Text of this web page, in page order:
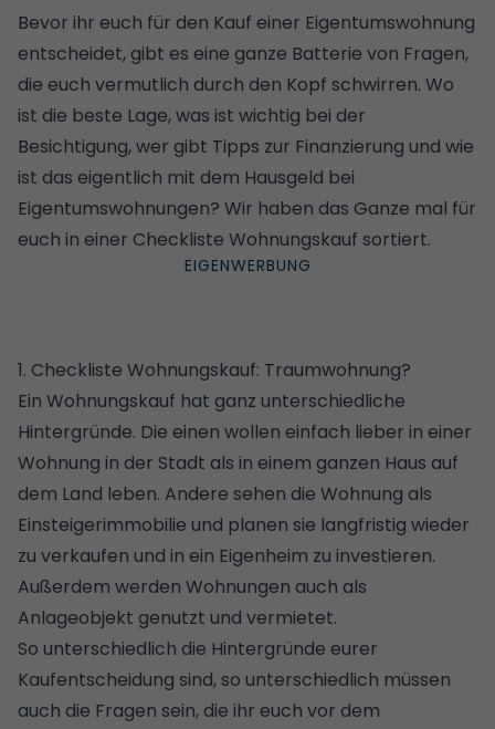
Bevor ihr euch für den Kauf einer Eigentumswohnung
entscheidet, gibt es eine ganze Batterie von Fragen,
die euch vermutlich durch den Kopf schwirren. Wo
ist die beste Lage, was ist wichtig bei der
Besichtigung, wer gibt Tipps zur Finanzierung und wie
ist das eigentlich mit dem Hausgeld bei
Eigentumswohnungen? Wir haben das Ganze mal für
euch in einer Checkliste Wohnungskauf sortiert.
1. Checkliste Wohnungskauf: Traumwohnung?
Ein Wohnungskauf hat ganz unterschiedliche
Hintergründe. Die einen wollen einfach lieber in einer
Wohnung in der Stadt als in einem ganzen Haus auf
dem Land leben. Andere sehen die Wohnung als
Einsteigerimmobilie und planen sie langfristig wieder
zu verkaufen und in ein Eigenheim zu investieren.
Außerdem werden Wohnungen auch als
Anlageobjekt genutzt und vermietet.
So unterschiedlich die Hintergründe eurer
Kaufentscheidung sind, so unterschiedlich müssen
auch die Fragen sein, die ihr euch vor dem